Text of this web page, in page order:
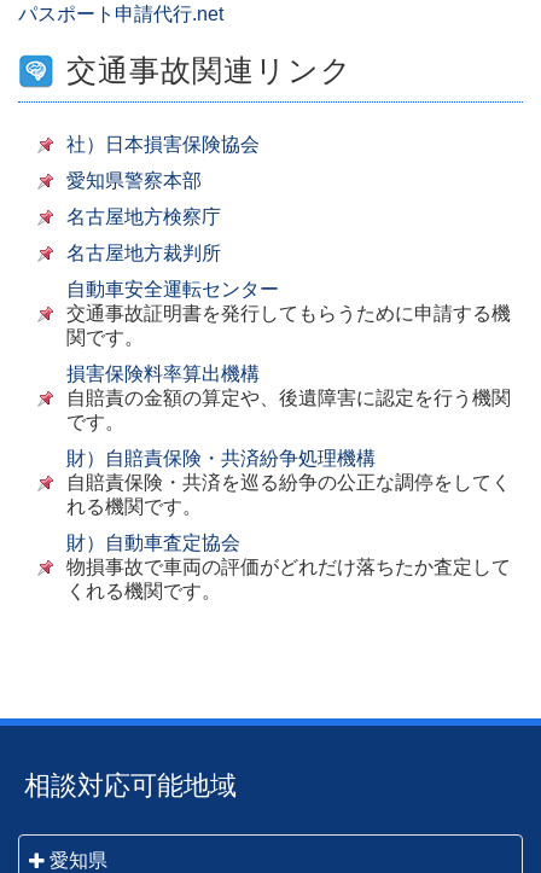
パスポート申請代行.net
交通事故関連リンク
社）日本損害保険協会
愛知県警察本部
名古屋地方検察庁
名古屋地方裁判所
自動車安全運転センター
交通事故証明書を発行してもらうために申請する機
関です。
損害保険料率算出機構
自賠責の金額の算定や、後遺障害に認定を行う機関
です。
財）自賠責保険・共済紛争処理機構
自賠責保険・共済を巡る紛争の公正な調停をしてく
れる機関です。
財）自動車査定協会
物損事故で車両の評価がどれだけ落ちたか査定して
くれる機関です。
相談対応可能地域
愛知県